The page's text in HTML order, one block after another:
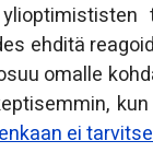
ehditä
omalle
ei